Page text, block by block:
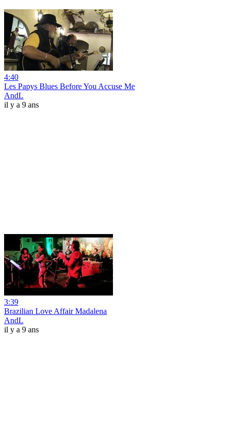
4:40
Les Papys Blues Before You Accuse Me
AndL
il y a 9 ans
3:39
Brazilian Love Affair Madalena
AndL
il y a 9 ans